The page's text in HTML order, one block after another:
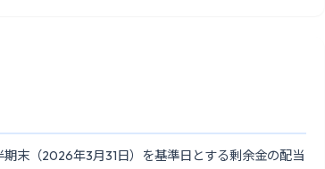
末（2026年3月31日）を基準日とする剰余金の配当